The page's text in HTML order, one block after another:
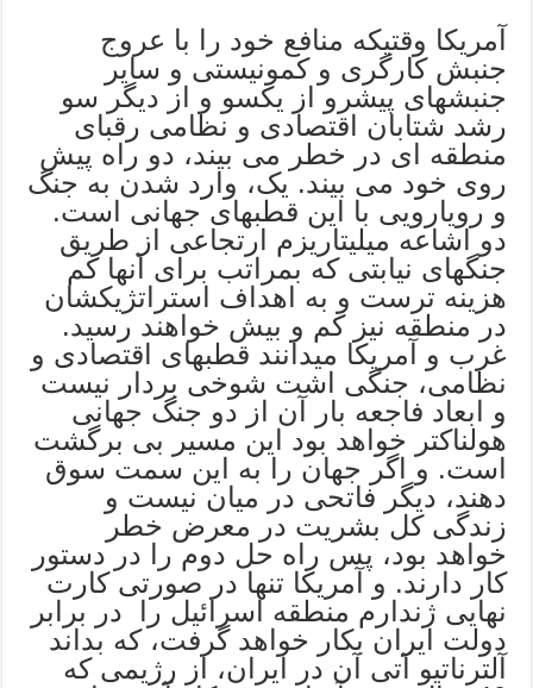
آمریکا وقتیکه منافع خود را با عروج
جنبش کارگری و کمونیستی و سایر
جنبشهای پیشرو از یکسو و از دیگر سو
رشد شتابان اقتصادی و نظامی رقبای
منطقه ای در خطر می بیند، دو راه پیش
روی خود می بیند. یک، وارد شدن به جنگ
و رویارویی با این قطبهای جهانی است.
دو اشاعه میلیتاریزم ارتجاعی از طریق
جنگهای نیابتی که بمراتب برای آنها کم
هزینه ترست و به اهداف استراتژیکشان
در منطقه نیز کم و بیش خواهند رسید.
غرب و آمریکا میدانند قطبهای اقتصادی و
نظامی، جنگی اشت شوخی بردار نیست
و ابعاد فاجعه بار آن از دو جنگ جهانی
هولناکتر خواهد بود این مسیر بی برگشت
است. و اگر جهان را به این سمت سوق
دهند، دیگر فاتحی در میان نیست و
زندگی کل بشریت در معرض خطر
خواهد بود، پس راه حل دوم را در دستور
کار دارند. و آمریکا تنها در صورتی کارت
نهایی ژندارم منطقه اسرائیل را در برابر
دولت ایران بکار خواهد گرفت، که بداند
آلترناتیو آتی آن در ایران، از رژیمی که